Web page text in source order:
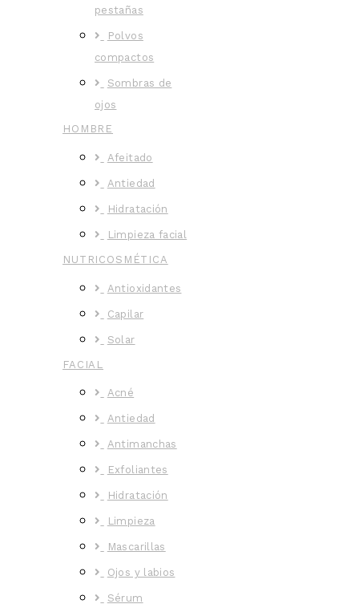
pestañas
Polvos
compactos
Sombras de
ojos
HOMBRE
Afeitado
Antiedad
Hidratación
Limpieza facial
NUTRICOSMÉTICA
Antioxidantes
Capilar
Solar
FACIAL
Acné
Antiedad
Antimanchas
Exfoliantes
Hidratación
Limpieza
Mascarillas
Ojos y labios
Sérum